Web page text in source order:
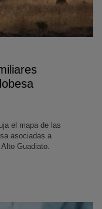
el mapa de las
asociadas a
Guadiato.